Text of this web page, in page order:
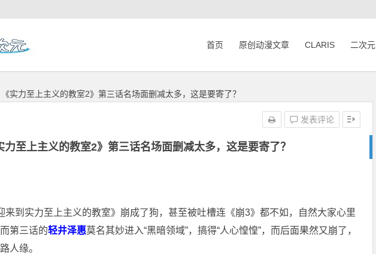
首页 原创动漫文章 CLARIS 二次元
《实力至上主义的教室2》第三话名场面删减太多，这是要寄了？
力至上主义的教室2》第三话名场面删减太多，这是要寄了？
发表评论
来到实力至上主义的教室》崩成了狗，甚至被吐槽连《崩3》都不如，自然大家心里
第三话的轻井泽惠莫名其妙进入“黑暗领域”，搞得“人心惶惶”，而后面果然又崩了，
人缘。